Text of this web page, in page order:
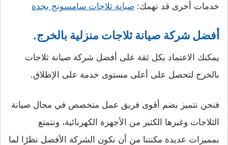
خدمات أخرى قد تهمك: صيانة ثلاجات سامسونج بجدة
أفضل شركة صيانة ثلاجات منزلية بالخرج.
يمكنك الاعتماد بكل ثقة على أفضل شركة صيانة ثلاجات
بالخرج لتحصل على أعلى مستوى خدمة على الإطلاق.
فنحن نتميز بضم أقوى فريق عمل متخصص في مجال صيانة
الثلاجات وغيرها الكثير من الأجهزة الكهربائية، ونتمتع
بمميزات عديدة مكنتنا من أن نكون الشركة الأفضل نظرًا لما